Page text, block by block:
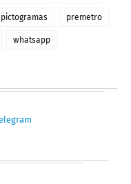
pictogramas premetro
whatsapp